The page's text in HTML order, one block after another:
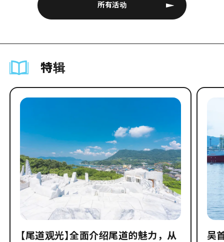
所有活动
特辑
【尾道观光】全面介绍尾道的魅力，从
吴